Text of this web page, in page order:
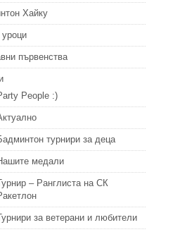
Хайку
първенства
People :)
турнири за деца
медали
– Ранглиста на СК
за ветерани и любители